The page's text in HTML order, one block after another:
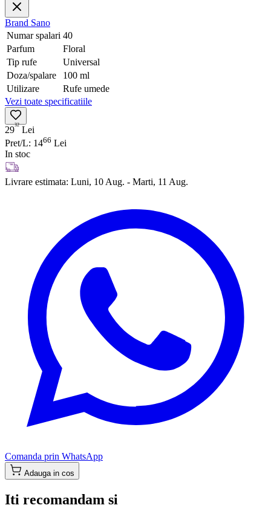
Brand Sano
Numar spalari 40
Parfum
Floral
Tip rufe
Universal
Doza/spalare
100 ml
Utilizare
Rufe umede
Vezi toate specificatiile
2932 Lei
Pret/L: 1466 Lei
In stoc
Livrare estimata: Luni, 10 Aug. - Marti, 11 Aug.
Comanda prin WhatsApp
Adauga in cos
Iti recomandam si